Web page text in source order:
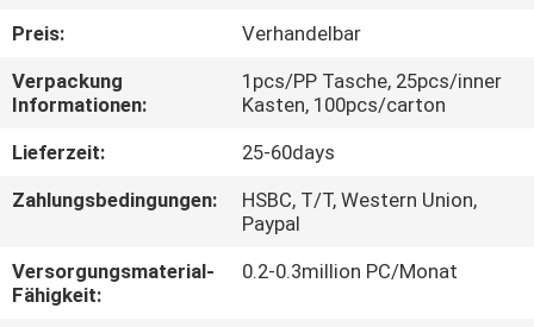
QUALITÄTSKONTROLLE
TRETEN
SIE
MIT
IN
VERBINDUNG
Preis:
Verhandelbar
Verpackung
Informationen:
1pcs/PP Tasche, 25pcs/inner
Kasten, 100pcs/carton
Lieferzeit:
25-60days
Zahlungsbedingungen:
HSBC, T/T, Western Union,
Paypal
Versorgungsmaterial-
Fähigkeit:
0.2-0.3million PC/Monat